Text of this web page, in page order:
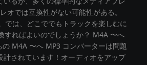
オでは互換性がない可能性がある。
では、どこででもトラックを楽しむに
すればよいのでしょうか？ M4A 〜へ
M4A 〜へ MP3 コンバーターは問題
計されています！オーディオをアップ